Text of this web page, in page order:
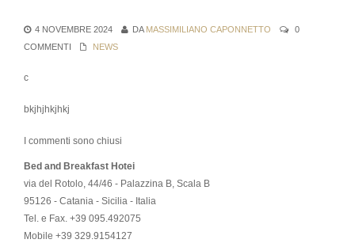
4 NOVEMBRE 2024 DA MASSIMILIANO CAPONNETTO
0
COMMENTI
NEWS
c
bkjhjhkjhkj
I commenti sono chiusi
Bed and Breakfast Hotei
via del Rotolo, 44/46 - Palazzina B, Scala B
95126 - Catania - Sicilia - Italia
Tel. e Fax. +39 095.492075
Mobile +39 329.9154127